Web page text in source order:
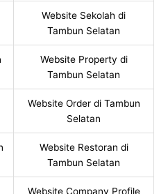
Website Sekolah di
Tambun Selatan
Website Property di
Tambun Selatan
Website Order di Tambun
Selatan
Website Restoran di
Tambun Selatan
Website Company Profile